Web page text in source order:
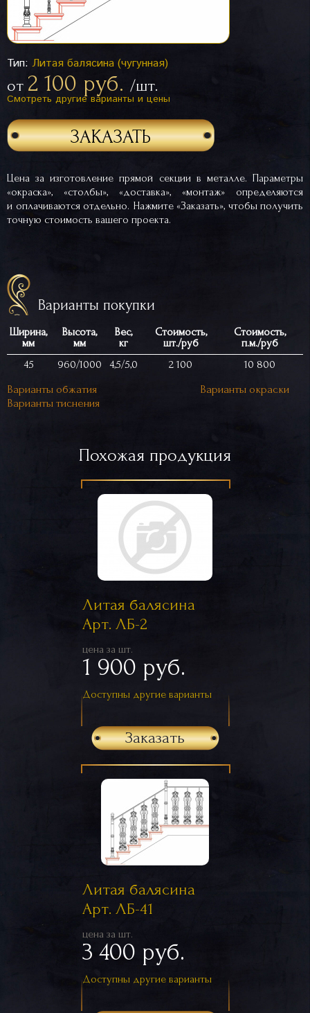
Тип: Литая балясина (чугунная)
от 2 100 руб. /шт.
Смотреть другие варианты и цены
ЗАКАЗАТЬ
Цена за изготовление прямой секции в металле. Параметры
«окраска», «столбы», «доставка», «монтаж» определяются
и оплачиваются отдельно. Нажмите «Заказать», чтобы получить
точную стоимость вашего проекта.
Варианты покупки
Ширина,
мм
Высота,
мм
Вес,
кг
Стоимость,
шт./руб
Стоимость,
п.м./руб
45
960/1000 4,5/5,0 2 100 10 800
Варианты обжатия
Варианты окраски
Варианты тиснения
Похожая продукция
Литая балясина
Арт. ЛБ-2
цена за шт.
1 900 руб.
Доступны другие варианты
Заказать
Литая балясина
Арт. ЛБ-41
цена за шт.
3 400 руб.
Доступны другие варианты